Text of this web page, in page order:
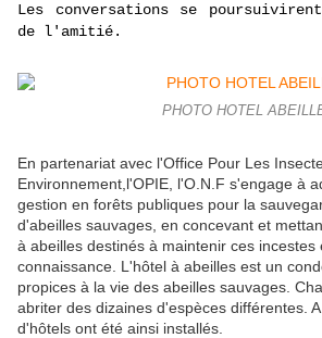
Les conversations se
de l'amitié.
PHOTO HOTEL
En partenariat avec l'Office Pour Les
Environnement,l'OPIE, l'O.N.F s'engage à
gestion en forêts publiques pour la
d'abeilles sauvages, en concevant et
à abeilles destinés à maintenir ces incestes
connaissance. L'hôtel à abeilles est un
propices à la vie des abeilles sauvages.
abriter des dizaines d'espèces différentes.
d'hôtels ont été ainsi installés.